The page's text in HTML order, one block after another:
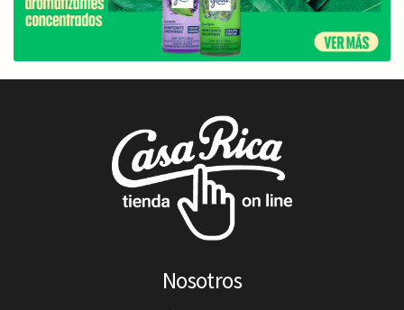
Nosotros